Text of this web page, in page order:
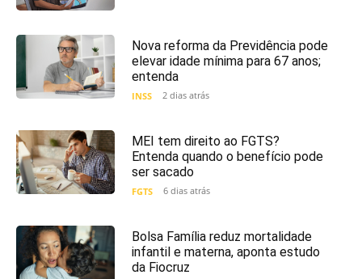
Nova reforma da Previdência pode
elevar idade mínima para 67 anos;
entenda
INSS 2 dias atrás
MEI tem direito ao FGTS?
Entenda quando o benefício pode
ser sacado
FGTS 6 dias atrás
Bolsa Família reduz mortalidade
infantil e materna, aponta estudo
da Fiocruz